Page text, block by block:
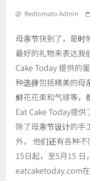
Redtomato Admin
母亲节快到了，是时
最好的礼物来表达我
Cake Today 提供的
种选择包括精美的母
鲜花花束和气球等，
Eat Cake Today提供
除了母亲节设计的手
外， 他们还有各种
15日起，至5月15 日
eatcaketoday.com